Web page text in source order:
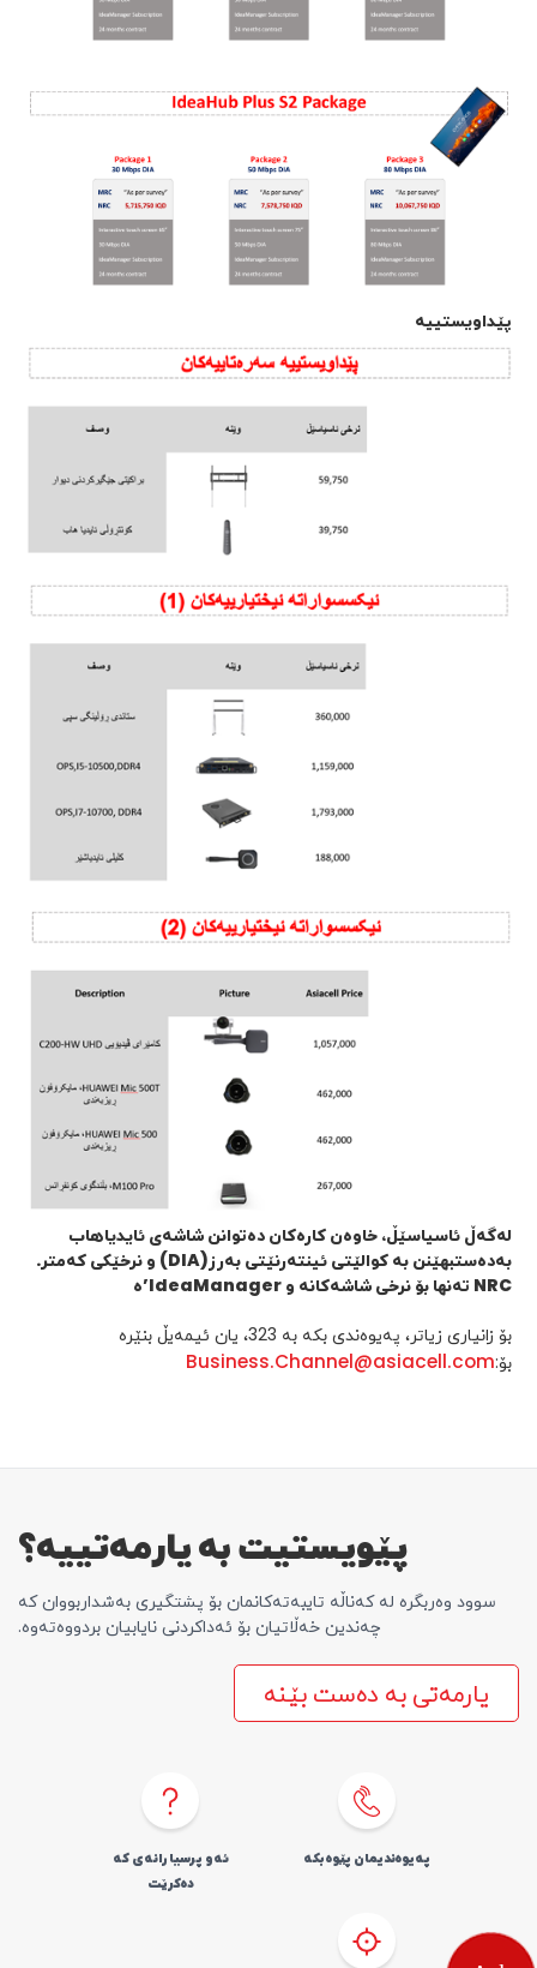
پێداویستییە
لەگەڵ ئاسیاسێڵ، خاوەن کارەکان دەتوانن شاشەی ئایدیاهاب
بەدەستبهێنن بە کوالێتی ئینتەرنێتی بەرز (DIA) و نرخێکی کەمتر.
NRC تەنها بۆ نرخی شاشەکانە و IdeaManager’ە
بۆ زانیاری زیاتر، پەیوەندی بکە بە 323، یان ئیمەیڵ بنێرە
بۆ:Business.Channel@asiacell.com
پێویستیت بە یارمەتییە؟
سوود وەربگرە لە کەناڵە تایبەتەکانمان بۆ پشتگیری بەشداربووان کە
چەندین خەڵاتیان بۆ ئەداکردنی نایابیان بردووەتەوە.
یارمەتی بە دەست بێنە
پەیوەندیمان پێوە بکە
ئەو پرسیارانەی کە
دەکرێت